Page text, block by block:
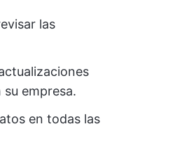
las
empresa.
en todas las